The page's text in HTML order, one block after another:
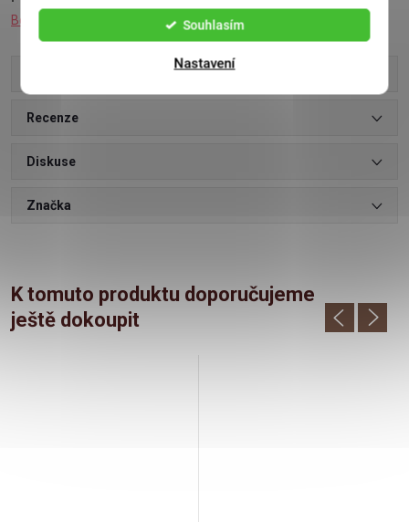
Souhlasím
Nastavení
Bonbóny
Recenze
Diskuse
Značka
K tomuto produktu doporučujeme
ještě dokoupit